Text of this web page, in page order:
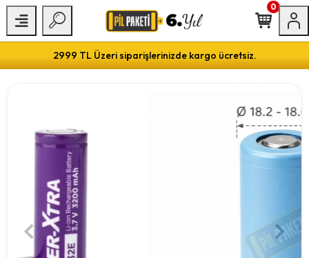
2999 TL Üzeri siparişlerinizde kargo ücretsiz.
0